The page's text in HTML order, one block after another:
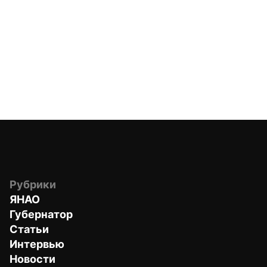
Рубрики
ЯНАО
Губернатор
Статьи
Интервью
Новости